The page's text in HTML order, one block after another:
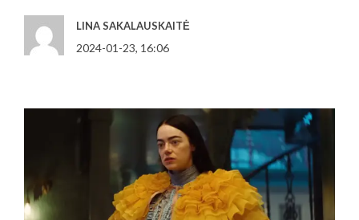
LINA SAKALAUSKAITĖ
2024-01-23, 16:06